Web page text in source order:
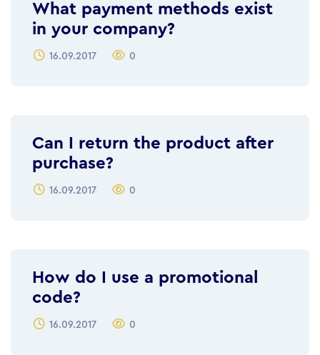
What payment methods exist
in your company?
16.09.2017 0
Can I return the product after
purchase?
16.09.2017 0
How do I use a promotional
code?
16.09.2017 0